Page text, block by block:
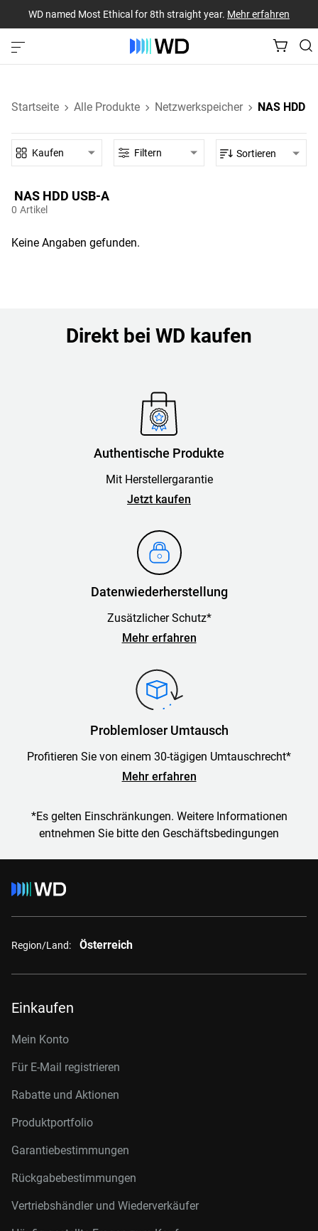
WD named Most Ethical for 8th straight year. Mehr erfahren
Startseite Alle Produkte Netzwerkspeicher NAS HDD
NAS HDD‎ USB-A‎
0 Artikel
Kaufen Filtern Sortieren
Keine Angaben gefunden.
Direkt bei WD kaufen
Authentische Produkte
Mit Herstellergarantie
Jetzt kaufen
Datenwiederherstellung
Zusätzlicher Schutz*
Mehr erfahren
Problemloser Umtausch
Profitieren Sie von einem 30-tägigen Umtauschrecht*
Mehr erfahren
*Es gelten Einschränkungen. Weitere Informationen
entnehmen Sie bitte den Geschäftsbedingungen
Region/Land: Österreich
Einkaufen
Mein Konto
Für E-Mail registrieren
Rabatte und Aktionen
Produktportfolio
Garantiebestimmungen
Rückgabebestimmungen
Vertriebshändler und Wiederverkäufer